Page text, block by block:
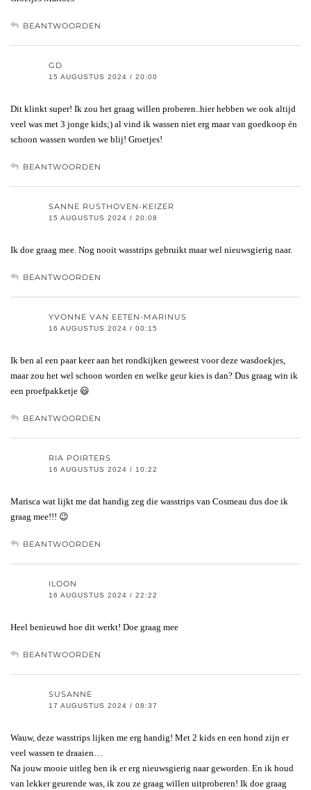
BEANTWOORDEN
GD
15 AUGUSTUS 2024 / 20:00
Dit klinkt super! Ik zou het graag willen proberen..hier hebben we ook altijd
veel was met 3 jonge kids;) al vind ik wassen niet erg maar van goedkoop én
schoon wassen worden we blij! Groetjes!
BEANTWOORDEN
SANNE RUSTHOVEN-KEIZER
15 AUGUSTUS 2024 / 20:08
Ik doe graag mee. Nog nooit wasstrips gebruikt maar wel nieuwsgierig naar.
BEANTWOORDEN
YVONNE VAN EETEN-MARINUS
16 AUGUSTUS 2024 / 00:15
Ik ben al een paar keer aan het rondkijken geweest voor deze wasdoekjes,
maar zou het wel schoon worden en welke geur kies is dan? Dus graag win ik
een proefpakketje 😃
BEANTWOORDEN
RIA POIRTERS
16 AUGUSTUS 2024 / 10:22
Marisca wat lijkt me dat handig zeg die wasstrips van Cosmeau dus doe ik
graag mee!!! 😉
BEANTWOORDEN
ILOON
16 AUGUSTUS 2024 / 22:22
Heel benieuwd hoe dit werkt! Doe graag mee
BEANTWOORDEN
SUSANNE
17 AUGUSTUS 2024 / 08:37
Wauw, deze wasstrips lijken me erg handig! Met 2 kids en een hond zijn er
veel wassen te draaien…
Na jouw mooie uitleg ben ik er erg nieuwsgierig naar geworden. En ik houd
van lekker geurende was, ik zou ze graag willen uitproberen! Ik doe graag